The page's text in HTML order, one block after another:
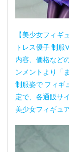
【美少女フィギ
トレス優子 制
内容、価格など
ンメントより「
制服姿で フィギ
定で、各通販サ
美少女フィギュア